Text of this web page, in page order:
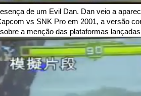
de um Evil Dan. Dan veio a
vs SNK Pro em 2001, a versão
a menção das plataformas